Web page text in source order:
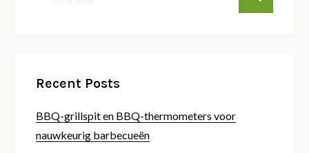
Recent Posts
BBQ-grillspit en BBQ-thermometers voor
nauwkeurig barbecueën